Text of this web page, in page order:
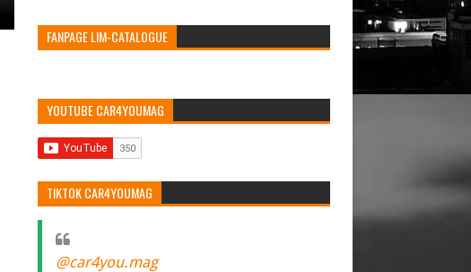
FANPAGE LIM-CATALOGUE
YOUTUBE CAR4YOUMAG
TIKTOK CAR4YOUMAG
@car4you.mag